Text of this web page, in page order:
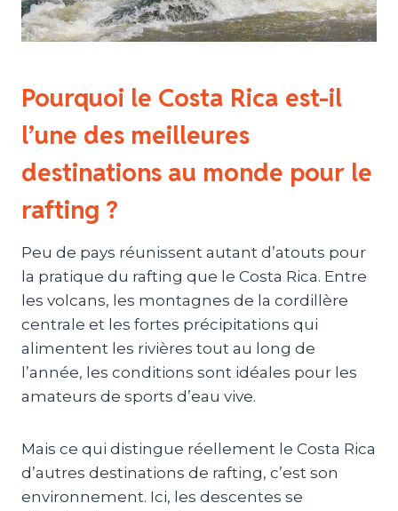
Pourquoi le Costa Rica est-il
l’une des meilleures
destinations au monde pour le
rafting ?
Peu de pays réunissent autant d’atouts pour
la pratique du rafting que le Costa Rica. Entre
les volcans, les montagnes de la cordillère
centrale et les fortes précipitations qui
alimentent les rivières tout au long de
l’année, les conditions sont idéales pour les
amateurs de sports d’eau vive.
Mais ce qui distingue réellement le Costa Rica
d’autres destinations de rafting, c’est son
environnement. Ici, les descentes se